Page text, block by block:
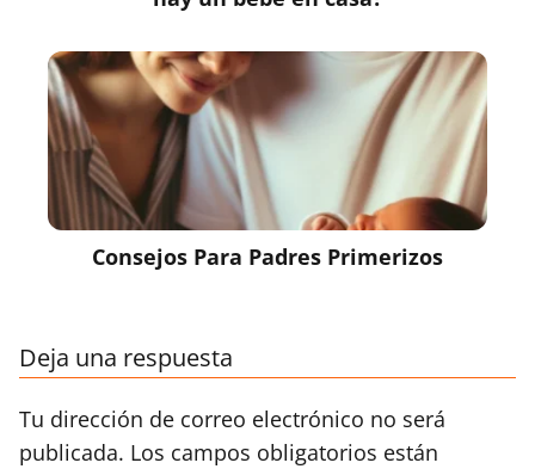
Consejos Para Padres Primerizos
Deja una respuesta
Tu dirección de correo electrónico no será
publicada. Los campos obligatorios están